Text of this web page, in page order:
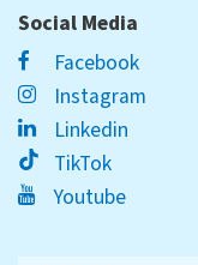
Social Media
Facebook
Instagram
Linkedin
TikTok
Youtube